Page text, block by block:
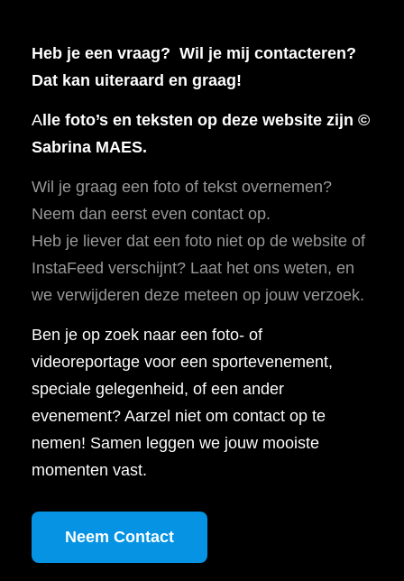
Heb je een vraag? Wil je mij contacteren?
Dat kan uiteraard en graag!
Alle foto’s en teksten op deze website zijn ©
Sabrina MAES.
Wil je graag een foto of tekst overnemen?
Neem dan eerst even contact op.
Heb je liever dat een foto niet op de website of
InstaFeed verschijnt? Laat het ons weten, en
we verwijderen deze meteen op jouw verzoek.
Ben je op zoek naar een foto- of
videoreportage voor een sportevenement,
speciale gelegenheid, of een ander
evenement? Aarzel niet om contact op te
nemen! Samen leggen we jouw mooiste
momenten vast.
Neem Contact